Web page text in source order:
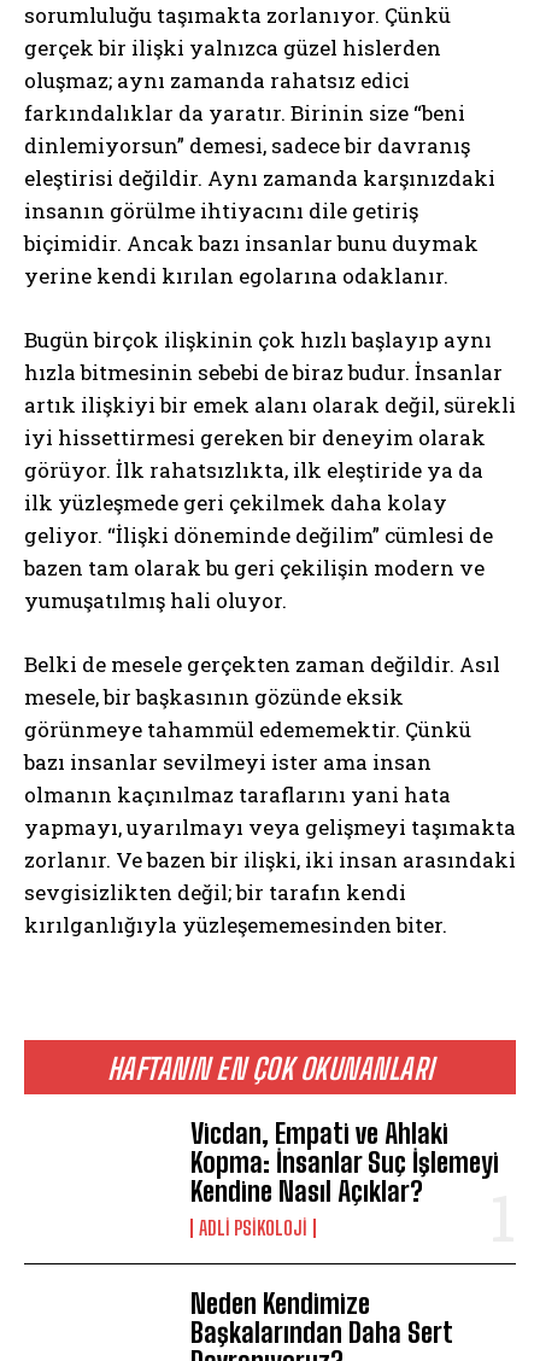
HAFTANIN EN ÇOK OKUNANLARI
Vicdan, Empati ve Ahlaki
Kopma: İnsanlar Suç İşlemeyi
Kendine Nasıl Açıklar?
ADLI PSIKOLOJI
Neden Kendimize
Başkalarından Daha Sert
sorumluluğu taşımakta zorlanıyor. Çünkü
gerçek bir ilişki yalnızca güzel hislerden
oluşmaz; aynı zamanda rahatsız edici
farkındalıklar da yaratır. Birinin size “beni
dinlemiyorsun” demesi, sadece bir davranış
eleştirisi değildir. Aynı zamanda karşınızdaki
insanın görülme ihtiyacını dile getiriş
biçimidir. Ancak bazı insanlar bunu duymak
yerine kendi kırılan egolarına odaklanır.
Bugün birçok ilişkinin çok hızlı başlayıp aynı
hızla bitmesinin sebebi de biraz budur. İnsanlar
artık ilişkiyi bir emek alanı olarak değil, sürekli
iyi hissettirmesi gereken bir deneyim olarak
görüyor. İlk rahatsızlıkta, ilk eleştiride ya da
ilk yüzleşmede geri çekilmek daha kolay
geliyor. “İlişki döneminde değilim” cümlesi de
bazen tam olarak bu geri çekilişin modern ve
yumuşatılmış hali oluyor.
Belki de mesele gerçekten zaman değildir. Asıl
mesele, bir başkasının gözünde eksik
görünmeye tahammül edememektir. Çünkü
bazı insanlar sevilmeyi ister ama insan
olmanın kaçınılmaz taraflarını yani hata
yapmayı, uyarılmayı veya gelişmeyi taşımakta
zorlanır. Ve bazen bir ilişki, iki insan arasındaki
sevgisizlikten değil; bir tarafın kendi
kırılganlığıyla yüzleşememesinden biter.